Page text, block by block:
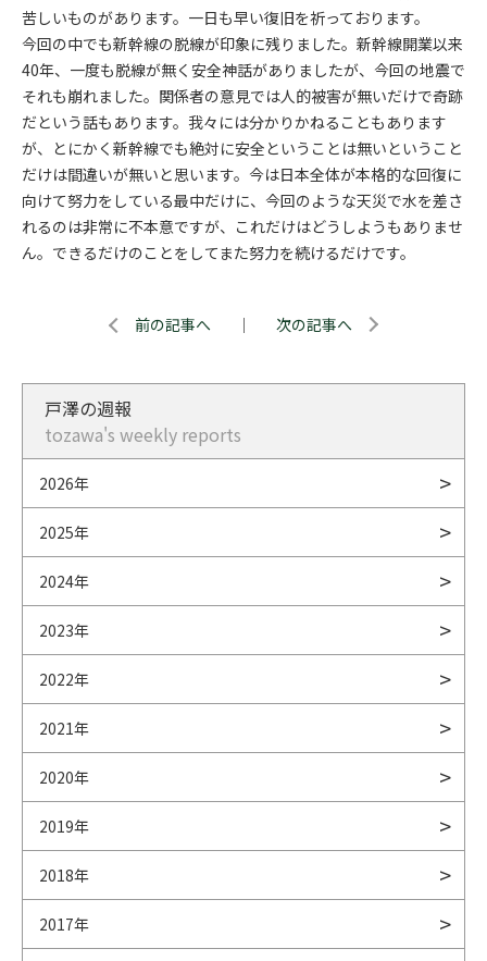
苦しいものがあります。一日も早い復旧を祈っております。
今回の中でも新幹線の脱線が印象に残りました。新幹線開業以来
40年、一度も脱線が無く安全神話がありましたが、今回の地震で
それも崩れました。関係者の意見では人的被害が無いだけで奇跡
だという話もあります。我々には分かりかねることもあります
が、とにかく新幹線でも絶対に安全ということは無いということ
だけは間違いが無いと思います。今は日本全体が本格的な回復に
向けて努力をしている最中だけに、今回のような天災で水を差さ
れるのは非常に不本意ですが、これだけはどうしようもありませ
ん。できるだけのことをしてまた努力を続けるだけです。
前の記事へ ｜ 次の記事へ
戸澤の週報
tozawa's weekly reports
2026年
2025年
2024年
2023年
2022年
2021年
2020年
2019年
2018年
2017年